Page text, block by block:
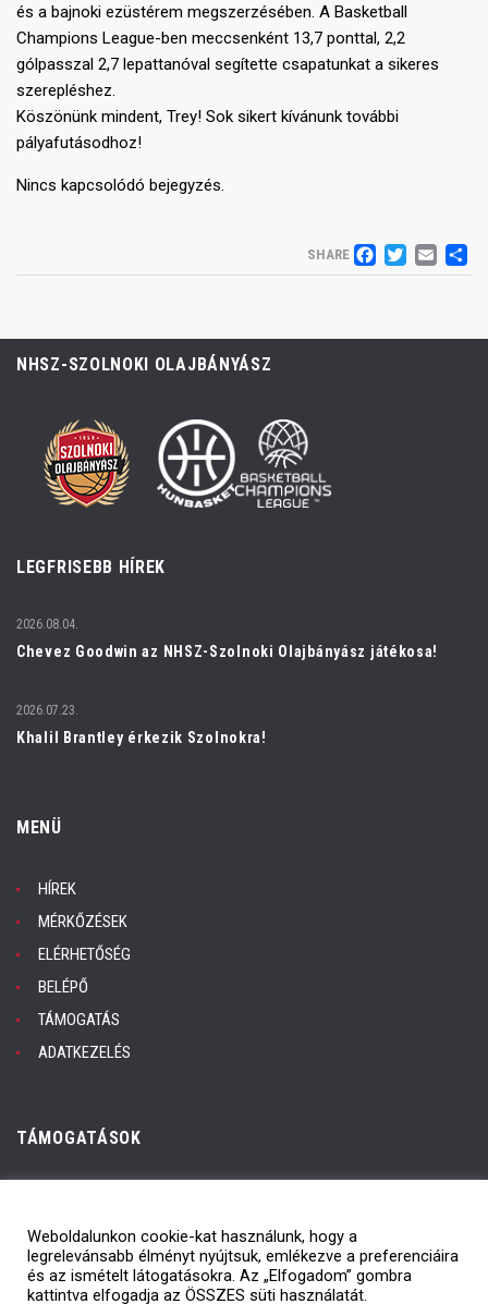
és a bajnoki ezüstérem megszerzésében. A Basketball
Champions League-ben meccsenként 13,7 ponttal, 2,2
gólpasszal 2,7 lepattanóval segítette csapatunkat a sikeres
szerepléshez.
Köszönünk mindent, Trey! Sok sikert kívánunk további
pályafutásodhoz!
Nincs kapcsolódó bejegyzés.
SHARE
NHSZ-SZOLNOKI OLAJBÁNYÁSZ
LEGFRISEBB HÍREK
Chevez Goodwin az NHSZ-Szolnoki Olajbányász játékosa!
2026.08.04.
Khalil Brantley érkezik Szolnokra!
2026.07.23.
MENÜ
HÍREK
MÉRKŐZÉSEK
ELÉRHETŐSÉG
BELÉPŐ
TÁMOGATÁS
ADATKEZELÉS
TÁMOGATÁSOK
ÁSZF
Weboldalunkon cookie-kat használunk, hogy a
legrelevánsabb élményt nyújtsuk, emlékezve a preferenciáira
és az ismételt látogatásokra. Az „Elfogadom” gombra
kattintva elfogadja az ÖSSZES süti használatát.